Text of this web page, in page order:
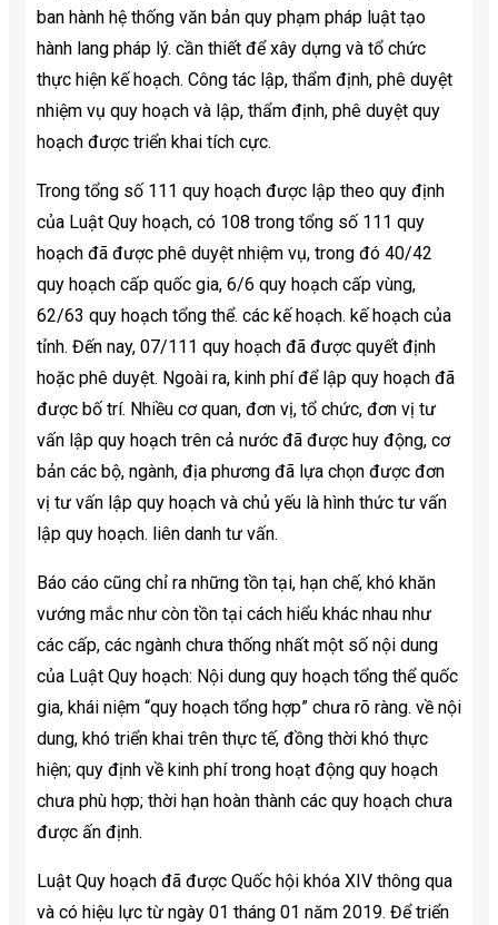
ban hành hệ thống văn bản quy phạm pháp luật tạo
hành lang pháp lý. cần thiết để xây dựng và tổ chức
thực hiện kế hoạch. Công tác lập, thẩm định, phê duyệt
nhiệm vụ quy hoạch và lập, thẩm định, phê duyệt quy
hoạch được triển khai tích cực.
Trong tổng số 111 quy hoạch được lập theo quy định
của Luật Quy hoạch, có 108 trong tổng số 111 quy
hoạch đã được phê duyệt nhiệm vụ, trong đó 40/42
quy hoạch cấp quốc gia, 6/6 quy hoạch cấp vùng,
62/63 quy hoạch tổng thể. các kế hoạch. kế hoạch của
tỉnh. Đến nay, 07/111 quy hoạch đã được quyết định
hoặc phê duyệt. Ngoài ra, kinh phí để lập quy hoạch đã
được bố trí. Nhiều cơ quan, đơn vị, tổ chức, đơn vị tư
vấn lập quy hoạch trên cả nước đã được huy động, cơ
bản các bộ, ngành, địa phương đã lựa chọn được đơn
vị tư vấn lập quy hoạch và chủ yếu là hình thức tư vấn
lập quy hoạch. liên danh tư vấn.
Báo cáo cũng chỉ ra những tồn tại, hạn chế, khó khăn
vướng mắc như còn tồn tại cách hiểu khác nhau như
các cấp, các ngành chưa thống nhất một số nội dung
của Luật Quy hoạch: Nội dung quy hoạch tổng thể quốc
gia, khái niệm “quy hoạch tổng hợp” chưa rõ ràng. về nội
dung, khó triển khai trên thực tế, đồng thời khó thực
hiện; quy định về kinh phí trong hoạt động quy hoạch
chưa phù hợp; thời hạn hoàn thành các quy hoạch chưa
được ấn định.
Luật Quy hoạch đã được Quốc hội khóa XIV thông qua
và có hiệu lực từ ngày 01 tháng 01 năm 2019. Để triển